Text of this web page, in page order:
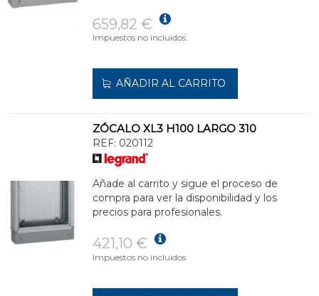
659,82 €
Impuestos no incluidos.
AÑADIR AL CARRITO
ZÓCALO XL3 H100 LARGO 310
REF: 020112
Añade al carrito y sigue el proceso de
compra para ver la disponibilidad y los
precios para profesionales.
421,10 €
Impuestos no incluidos.